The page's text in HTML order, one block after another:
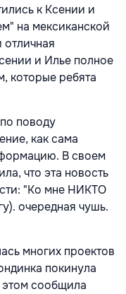
к Ксении и
на мексиканской
отличная
и Илье полное
которые ребята
поводу
как сама
В своем
что эта новость
"Ко мне НИКТО
очередная чушь.
многих проектов
покинула
сообщила